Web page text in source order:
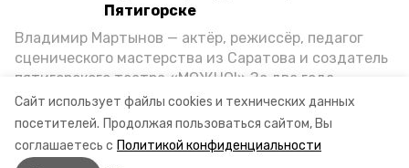
Сайт использует файлы cookies и технических данных
посетителей. Продолжая пользоваться сайтом, Вы
соглашаетесь с Политикой конфиденциальности
Пятигорске
Владимир Мартынов — актёр, режиссёр, педагог
сценического мастерства из Саратова и создатель
пятигорского театра «МОЖНО!» За два года
существования театр выпустил восемь спектаклей,
впереди — новые премьеры. О том, как стал
артистом, попал в Пятигорск и собрал труппу,
режиссёр рассказал корреспонденту «Портала